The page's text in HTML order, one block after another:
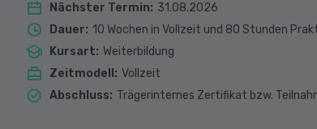
Nächster Termin: 31.08.2026
Dauer: 10 Wochen in Vollzeit und 80 Stunden
Kursart: Weiterbildung
Zeitmodell : Vollzeit
Abschluss: Trägerinternes Zertifikat bzw.